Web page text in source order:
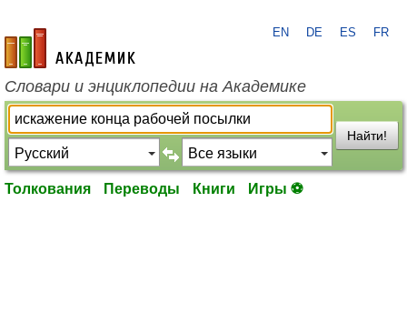
academic.ru
EN DE ES FR
Словари и энциклопедии на Академике
Найти!
Толкования Переводы Книги Игры ⚽